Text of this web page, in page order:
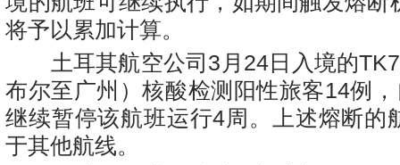
将予以累加计算。
土耳其航空公司 3 月 24日入境的
布尔至广州）核酸检测阳性旅客14例
继续暂停该航班运行4周。上述熔断的
于其他航线。